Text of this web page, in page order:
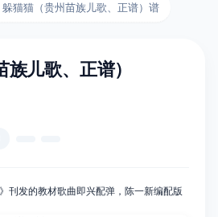
猫猫（贵州苗族儿歌、正谱）谱
儿歌、正谱）
刊发的教材歌曲即兴配弹，陈一新编配版